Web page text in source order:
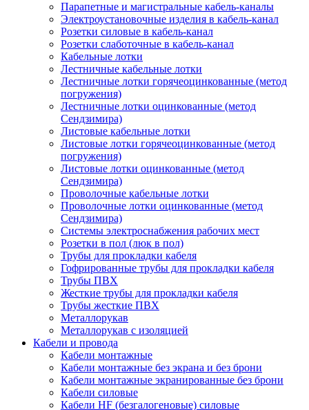
Парапетные и магистральные кабель-каналы
Электроустановочные изделия в кабель-канал
Розетки силовые в кабель-канал
Розетки слаботочные в кабель-канал
Кабельные лотки
Лестничные кабельные лотки
Лестничные лотки горячеоцинкованные (метод
погружения)
Лестничные лотки оцинкованные (метод
Сендзимира)
Листовые кабельные лотки
Листовые лотки горячеоцинкованные (метод
погружения)
Листовые лотки оцинкованные (метод
Сендзимира)
Проволочные кабельные лотки
Проволочные лотки оцинкованные (метод
Сендзимира)
Системы электроснабжения рабочих мест
Розетки в пол (люк в пол)
Трубы для прокладки кабеля
Гофрированные трубы для прокладки кабеля
Трубы ПВХ
Жесткие трубы для прокладки кабеля
Трубы жесткие ПВХ
Металлорукав
Металлорукав с изоляцией
Кабели и провода
Кабели монтажные
Кабели монтажные без экрана и без брони
Кабели монтажные экранированные без брони
Кабели силовые
Кабели HF (безгалогеновые) силовые